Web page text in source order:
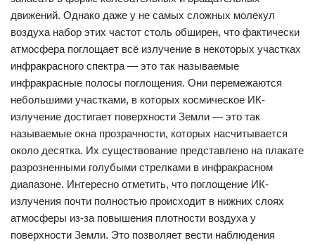
движений. Однако даже у не самых сложных молекул
воздуха набор этих частот столь обширен, что фактически
атмосфера поглощает всё излучение в некоторых участках
инфракрасного спектра — это так называемые
инфракрасные полосы поглощения. Они перемежаются
небольшими участками, в которых космическое ИК-
излучение достигает поверхности Земли — это так
называемые окна прозрачности, которых насчитывается
около десятка. Их существование представлено на плакате
разрозненными голубыми стрелками в инфракрасном
диапазоне. Интересно отметить, что поглощение ИК-
излучения почти полностью происходит в нижних слоях
атмосферы из-за повышения плотности воздуха у
поверхности Земли. Это позволяет вести наблюдения